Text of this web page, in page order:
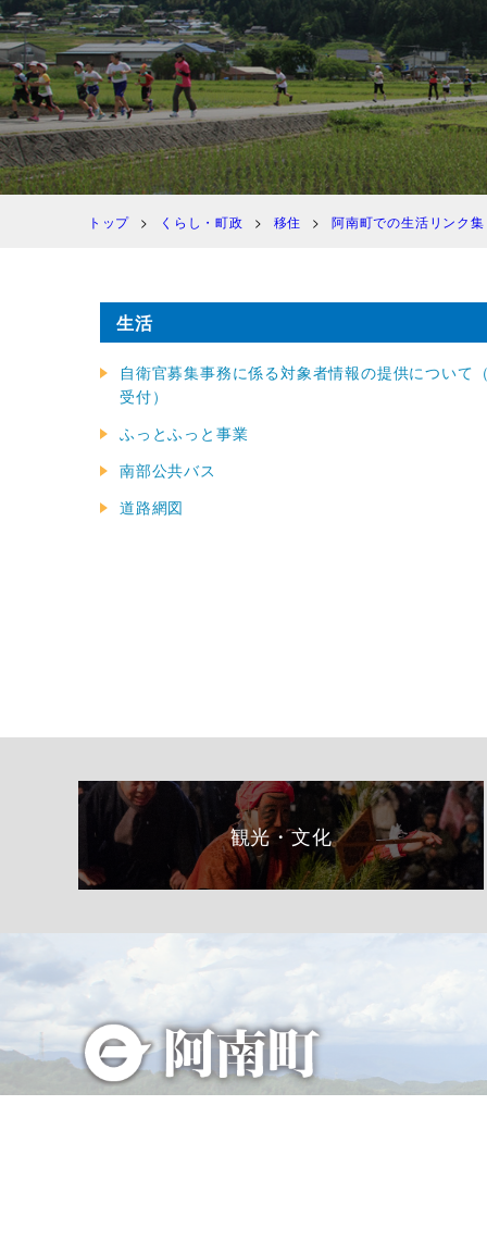
トップ くらし・町政 移住 阿南町での生活リンク集
生活
自衛官募集事務に係る対象者情報の提供について
受付）
ふっとふっと事業
南部公共バス
道路網図
観光・文化